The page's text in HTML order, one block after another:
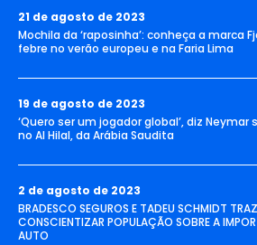
21 de agosto de 2023
Mochila da ‘raposinha’: conheça a marca
febre no verão europeu e na Faria Lima
19 de agosto de 2023
‘Quero ser um jogador global’, diz
no Al Hilal, da Arábia Saudita
2 de agosto de 2023
BRADESCO SEGUROS E TADEU SCHMIDT
CONSCIENTIZAR POPULAÇÃO SOBRE A
AUTO